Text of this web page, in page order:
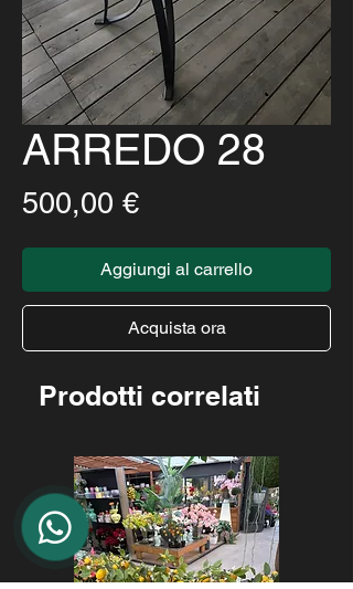
ARREDO 28
500,00 €Prezzo
Aggiungi al carrello
Acquista ora
Prodotti correlati